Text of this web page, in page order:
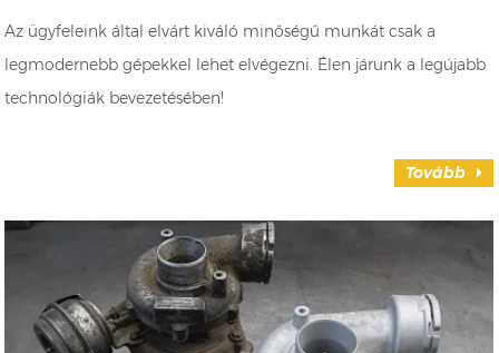
Az ügyfeleink által elvárt kiváló minőségű munkát csak a
legmodernebb gépekkel lehet elvégezni. Élen járunk a legújabb
technológiák bevezetésében!
Tovább